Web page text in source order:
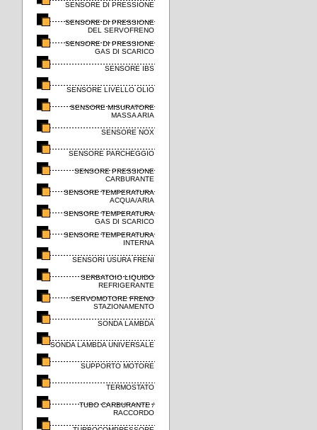
SENSORE DI PRESSIONE
SENSORE DI PRESSIONE
DEL SERVOFRENO
SENSORE DI PRESSIONE
GAS DI SCARICO
SENSORE IBS
SENSORE LIVELLO OLIO
SENSORE MISURATORE
MASSA ARIA
SENSORE NOX
SENSORE PARCHEGGIO
SENSORE PRESSIONE
CARBURANTE
SENSORE TEMPERATURA
ACQUA/ARIA
SENSORE TEMPERATURA
GAS DI SCARICO
SENSORE TEMPERATURA
INTERNA
SENSORI USURA FRENI
SERBATOIO LIQUIDO
REFRIGERANTE
SERVOMOTORE FRENO
STAZIONAMENTO
SONDA LAMBDA
SONDA LAMBDA UNIVERSALE
SUPPORTO MOTORE
TERMOSTATO
TUBO CARBURANTE /
RACCORDO